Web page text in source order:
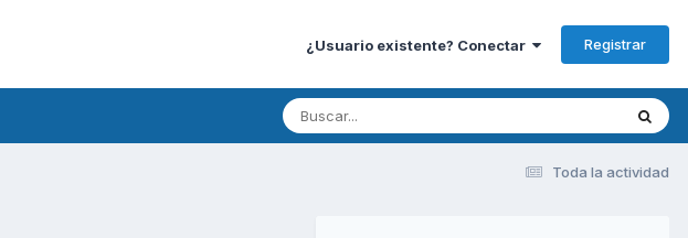
¿Usuario existente? Conectar Registrar
Toda la actividad